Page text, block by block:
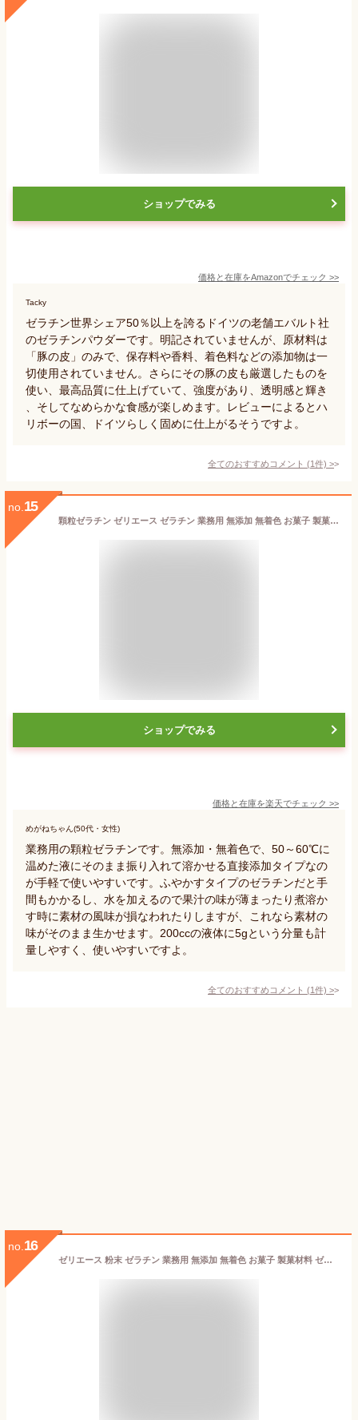
ショップでみる
価格と在庫をAmazonでチェック >>
Tacky
ゼラチン世界シェア50％以上を誇るドイツの老舗エバルト社
のゼラチンパウダーです。明記されていませんが、原材料は
「豚の皮」のみで、保存料や香料、着色料などの添加物は一
切使用されていません。さらにその豚の皮も厳選したものを
使い、最高品質に仕上げていて、強度があり、透明感と輝き
、そしてなめらかな食感が楽しめます。レビューによるとハ
リボーの国、ドイツらしく固めに仕上がるそうですよ。
全てのおすすめコメント (1件) >
no. 15
顆粒ゼラチン ゼリエース ゼラチン 業務用 無添加 無着色 お菓子 製菓材料 ゼリー ババロア ムース プリン 冷菓 おやつ 料理 〔顆粒ゼラチンC-160 450g〕
ショップでみる
価格と在庫を楽天でチェック >>
めがねちゃん(50代・女性)
業務用の顆粒ゼラチンです。無添加・無着色で、50～60℃に
温めた液にそのまま振り入れて溶かせる直接添加タイプなの
が手軽で使いやすいです。ふやかすタイプのゼラチンだと手
間もかかるし、水を加えるので果汁の味が薄まったり煮溶か
す時に素材の風味が損なわれたりしますが、これなら素材の
味がそのまま生かせます。200ccの液体に5gという分量も計
量しやすく、使いやすいですよ。
全てのおすすめコメント (1件) >
no. 16
ゼリエース 粉末 ゼラチン 業務用 無添加 無着色 お菓子 製菓材料 ゼリー ババロア ムース プリン 冷菓 おやつ 料理 〔ゼラチンパウダー黒 1kg〕